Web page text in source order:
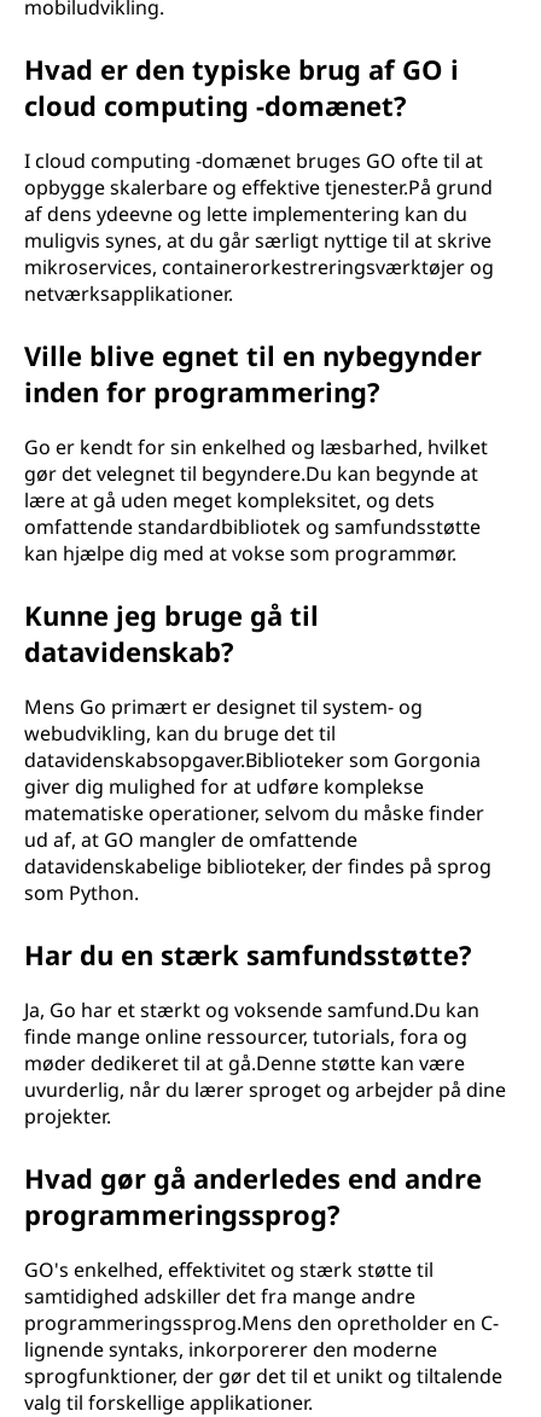
mobiludvikling.
Hvad er den typiske brug af GO i
cloud computing -domænet?
I cloud computing -domænet bruges GO ofte til at
opbygge skalerbare og effektive tjenester.På grund
af dens ydeevne og lette implementering kan du
muligvis synes, at du går særligt nyttige til at skrive
mikroservices, containerorkestreringsværktøjer og
netværksapplikationer.
Ville blive egnet til en nybegynder
inden for programmering?
Go er kendt for sin enkelhed og læsbarhed, hvilket
gør det velegnet til begyndere.Du kan begynde at
lære at gå uden meget kompleksitet, og dets
omfattende standardbibliotek og samfundsstøtte
kan hjælpe dig med at vokse som programmør.
Kunne jeg bruge gå til
datavidenskab?
Mens Go primært er designet til system- og
webudvikling, kan du bruge det til
datavidenskabsopgaver.Biblioteker som Gorgonia
giver dig mulighed for at udføre komplekse
matematiske operationer, selvom du måske finder
ud af, at GO mangler de omfattende
datavidenskabelige biblioteker, der findes på sprog
som Python.
Har du en stærk samfundsstøtte?
Ja, Go har et stærkt og voksende samfund.Du kan
finde mange online ressourcer, tutorials, fora og
møder dedikeret til at gå.Denne støtte kan være
uvurderlig, når du lærer sproget og arbejder på dine
projekter.
Hvad gør gå anderledes end andre
programmeringssprog?
GO's enkelhed, effektivitet og stærk støtte til
samtidighed adskiller det fra mange andre
programmeringssprog.Mens den opretholder en C-
lignende syntaks, inkorporerer den moderne
sprogfunktioner, der gør det til et unikt og tiltalende
valg til forskellige applikationer.